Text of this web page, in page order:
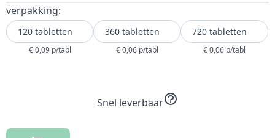
verpakking:
120 tabletten
€ 0,09 p/tabl
360 tabletten
€ 0,06 p/tabl
720 tabletten
€ 0,06 p/tabl
Snel leverbaar